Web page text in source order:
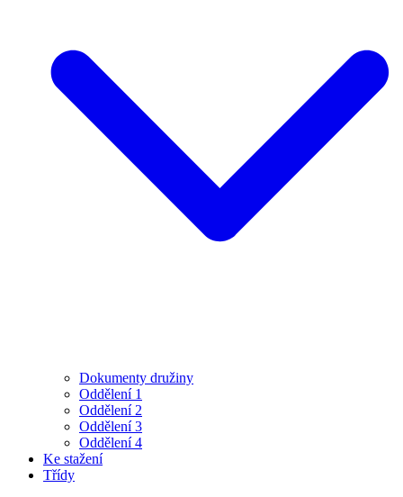
Dokumenty družiny
Oddělení 1
Oddělení 2
Oddělení 3
Oddělení 4
Ke stažení
Třídy